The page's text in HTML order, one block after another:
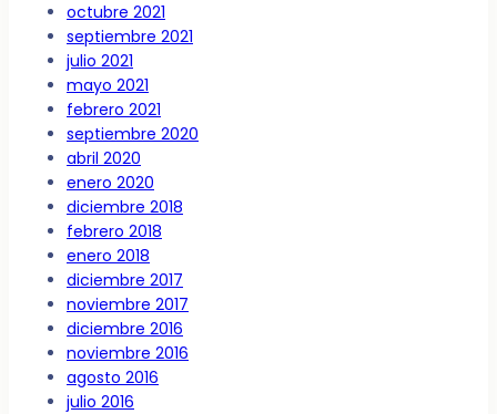
octubre 2021
septiembre 2021
julio 2021
mayo 2021
febrero 2021
septiembre 2020
abril 2020
enero 2020
diciembre 2018
febrero 2018
enero 2018
diciembre 2017
noviembre 2017
diciembre 2016
noviembre 2016
agosto 2016
julio 2016